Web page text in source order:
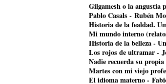
Gilgamesh o la angustia
Pablo Casals - Rubén
Historia de la fealdad.
Mi mundo interno
Historia de la belleza -
Los rojos de ultramar -
Nadie recuerda su
Martes con mi viejo
El idioma materno -